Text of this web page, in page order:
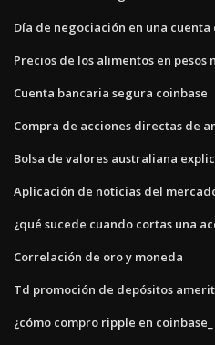
Día de negociación en una
Precios de los alimentos en pesos
Cuenta bancaria segura coinbase
Compra de acciones directas de
Bolsa de valores australiana
Aplicación de noticias del
¿qué sucede cuando cortas una
Correlación de oro y moneda
Td promoción de depósitos
¿cómo compro ripple en coinbase_